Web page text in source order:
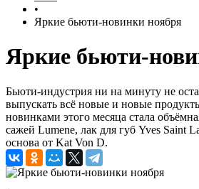
•
Яркие бьюти-новинки ноября
Яркие бьюти-
Бьюти-индустрия ни на минуту не
выпускать всё новые и новые
новинками этого месяца стала
сажей Lumene, лак для губ Yves Saint
основа от Kat Von D.